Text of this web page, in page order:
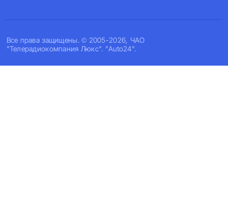
Все права защищены. © 2005-2026, ЧАО
"Телерадиокомпания Люкс". "Auto24".